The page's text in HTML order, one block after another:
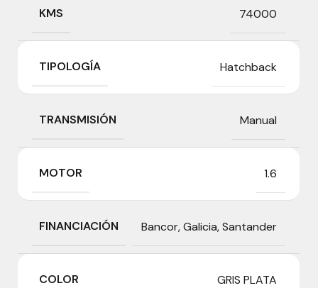
KMS 74000
TIPOLOGÍA Hatchback
TRANSMISIÓN Manual
MOTOR 1.6
FINANCIACIÓN Bancor,Galicia,Santander
COLOR GRIS PLATA